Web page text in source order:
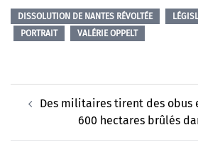
DISSOLUTION DE NANTES RÉVOLTÉE
PORTRAIT
VALÉRIE OPPELT
d’articleDes militaires tirent des obus
600 hectares brûlés